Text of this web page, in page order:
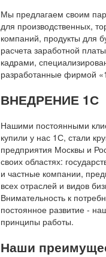
Мы предлагаем своим
для производственных,
компаний, продукты для
расчета заработной
кадрами,
разработанные фирмой
ВНЕДРЕНИЕ 1С
Нашими постоянными
купили у нас 1С, стали
предприятия Москвы и
своих областях:
и частные компании,
всех отраслей и видов
Внимательность к
постоянное развитие -
принципы работы.
Наши